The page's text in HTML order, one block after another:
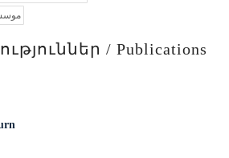
/ Publications